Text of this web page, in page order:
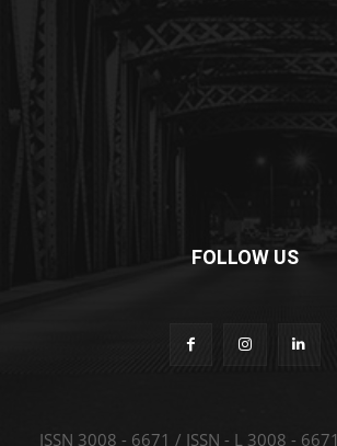
FOLLOW US
ISSN 3008 - 6671 / ISSN - L 3008 - 6671